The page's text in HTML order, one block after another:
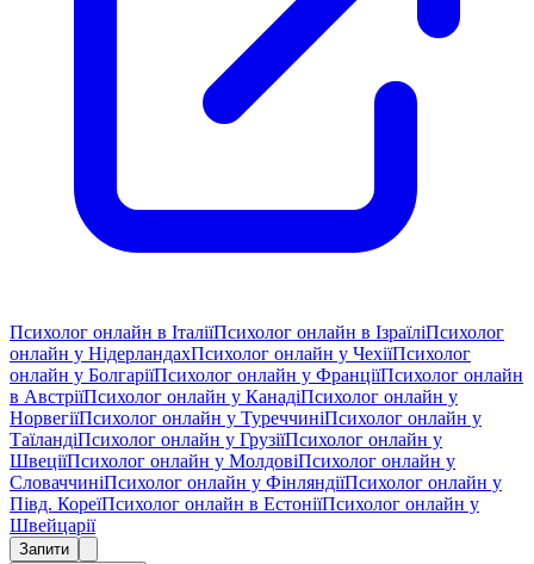
Психолог онлайн в ІталіїПсихолог онлайн в ІзраїліПсихолог
онлайн у НідерландахПсихолог онлайн у ЧехіїПсихолог
онлайн у БолгаріїПсихолог онлайн у ФранціїПсихолог онлайн
в АвстріїПсихолог онлайн у КанадіПсихолог онлайн у
НорвегіїПсихолог онлайн у ТуреччиніПсихолог онлайн у
ТаїландіПсихолог онлайн у ГрузіїПсихолог онлайн у
ШвеціїПсихолог онлайн у МолдовіПсихолог онлайн у
СловаччиніПсихолог онлайн у ФінляндіїПсихолог онлайн у
Півд. КореїПсихолог онлайн в ЕстоніїПсихолог онлайн у
Швейцарії
Запити